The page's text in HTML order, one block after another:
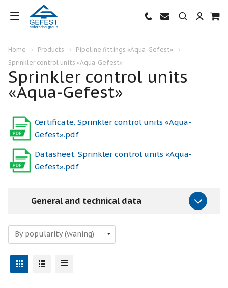
Home Products
Pipeline fittings «Aqua-Gefest»
Sprinkler control units «Aqua-Gefest»
Sprinkler control units
«Aqua-Gefest»
Certificate. Sprinkler control units «Aqua-
Gefest».pdf
Datasheet. Sprinkler control units «Aqua-
Gefest».pdf
General and technical data